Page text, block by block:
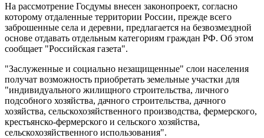
На рассмотрение Госдумы внесен законопроект, согласно
которому отдаленные территории России, прежде всего
заброшенные села и деревни, предлагается на безвозмездной
основе отдавать отдельным категориям граждан РФ. Об этом
сообщает "Российская газета".
"Заслуженные и социально незащищенные" слои населения
получат возможность приобретать земельные участки для
"индивидуального жилищного строительства, личного
подсобного хозяйства, дачного строительства, дачного
хозяйства, сельскохозяйственного производства, фермерского,
крестьянско-фермерского и сельского хозяйства,
сельскохозяйственного использования".